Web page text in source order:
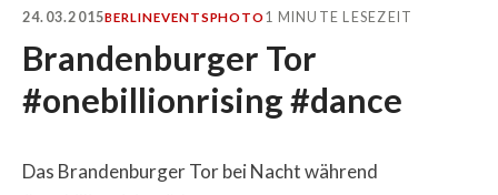
24.03.2015BERLINEVENTSPHOTO 1 MINUTE LESEZEIT
Brandenburger Tor
#onebillionrising #dance
Das Brandenburger Tor bei Nacht während